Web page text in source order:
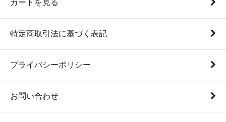
カートを見る
特定商取引法に基づく表記
プライバシーポリシー
お問い合わせ